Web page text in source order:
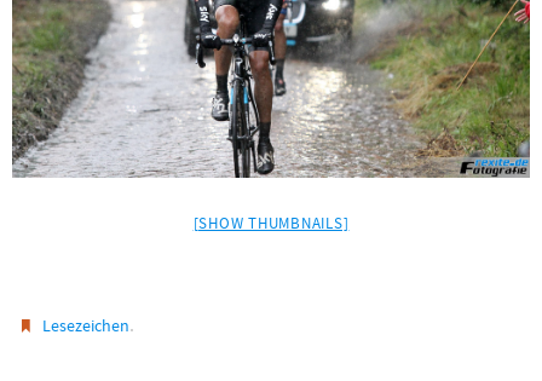
[SHOW THUMBNAILS]
Lesezeichen.